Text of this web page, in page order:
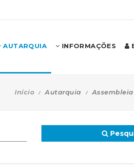
AUTARQUIA INFORMAÇÕES
Início Autarquia Assembleia